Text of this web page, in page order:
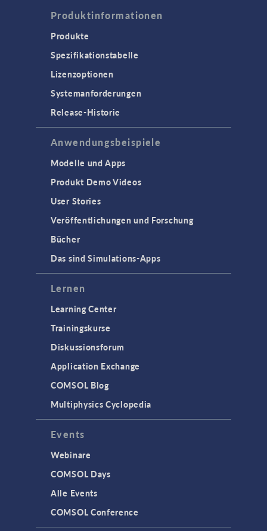
Produktinformationen
Produkte
Spezifikationstabelle
Lizenzoptionen
Systemanforderungen
Release-Historie
Anwendungsbeispiele
Modelle und Apps
Produkt Demo Videos
User Stories
Veröffentlichungen und Forschung
Bücher
Das sind Simulations-Apps
Lernen
Learning Center
Trainingskurse
Diskussionsforum
Application Exchange
COMSOL Blog
Multiphysics Cyclopedia
Events
Webinare
COMSOL Days
Alle Events
COMSOL Conference